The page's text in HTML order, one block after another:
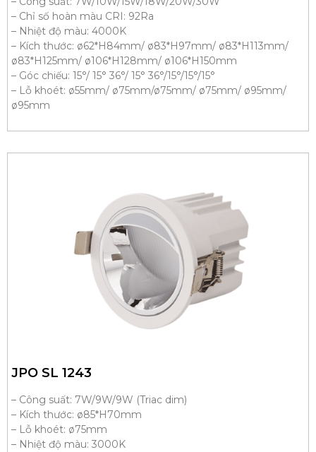
– Chỉ số hoàn màu CRI: 92Ra
– Nhiệt độ màu: 4000K
– Kích thước: ø62*H84mm/ ø83*H97mm/ ø83*H113mm/
ø83*H125mm/ ø106*H128mm/ ø106*H150mm
– Góc chiếu: 15°/ 15° 36°/ 15° 36°/15°/15°/15°
– Lỗ khoét: ø55mm/ ø75mm/ø75mm/ ø75mm/ ø95mm/
ø95mm
JPO SL 1243
– Công suất: 7W/9W/9W (Triac dim)
– Kích thước: ø85*H70mm
– Lỗ khoét: ø75mm
– Nhiệt độ màu: 3000K